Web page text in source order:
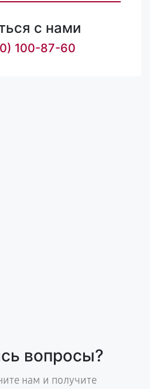
с нами
100-87-60
вопросы?
нам и получите